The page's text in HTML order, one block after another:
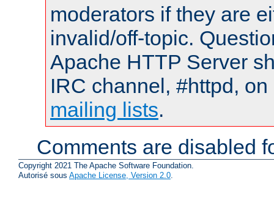
moderators if they are
invalid/off-topic.
Apache HTTP Server
IRC channel, #httpd,
mailing lists.
Comments are disabled
Copyright 2021 The Apache Software Foundation.
Autorisé sous Apache License, Version 2.0.